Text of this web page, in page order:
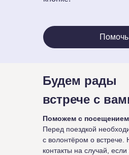
Помочь
Будем рады
встрече с
Поможем с посещением
Перед поездкой
с волонтёром о встрече.
контакты на случай, если